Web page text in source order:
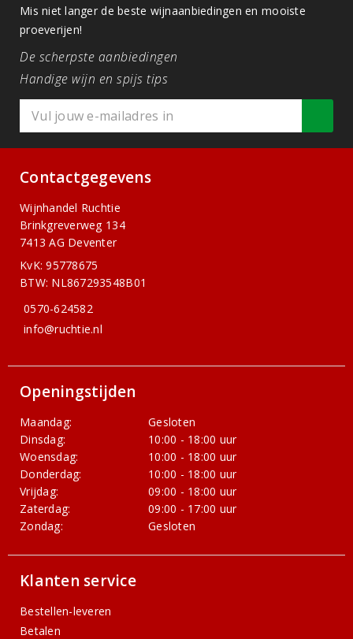
Mis niet langer de beste wijnaanbiedingen en mooiste
proeverijen!
De scherpste aanbiedingen
Handige wijn en spijs tips
Contactgegevens
Wijnhandel Ruchtie
Brinkgreverweg 134
7413 AG Deventer
KvK: 95778675
BTW: NL867293548B01
0570-624582
info@ruchtie.nl
Openingstijden
Maandag:
Gesloten
Dinsdag:
10:00 - 18:00 uur
Woensdag:
10:00 - 18:00 uur
Donderdag:
10:00 - 18:00 uur
Vrijdag:
09:00 - 18:00 uur
Zaterdag:
09:00 - 17:00 uur
Zondag:
Gesloten
Klanten service
Bestellen-leveren
Betalen